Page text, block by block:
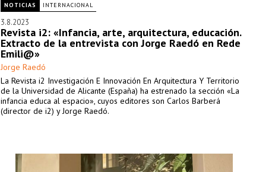
NOTICIAS INTERNACIONAL
3.8.2023
Revista i2: «Infancia, arte, arquitectura, educación.
Extracto de la entrevista con Jorge Raedó en Rede
Emili@»
Jorge Raedó
La Revista i2 Investigación E Innovación En Arquitectura Y Territorio
de la Universidad de Alicante (España) ha estrenado la sección «La
infancia educa al espacio», cuyos editores son Carlos Barberá
(director de i2) y Jorge Raedó.